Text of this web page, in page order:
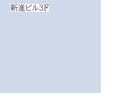
新進ビル３F